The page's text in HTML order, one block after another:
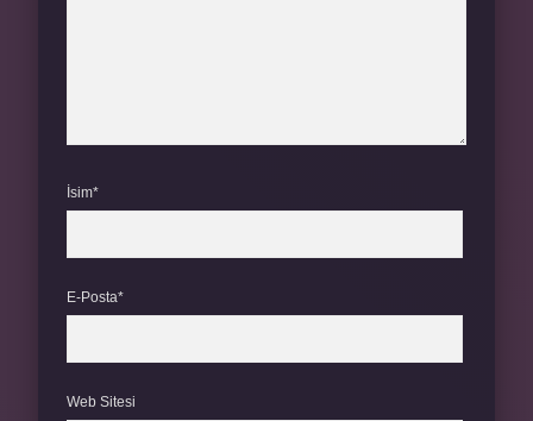
İsim*
E-Posta*
Web Sitesi